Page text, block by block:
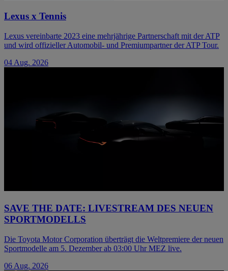
Lexus x Tennis
Lexus vereinbarte 2023 eine mehrjährige Partnerschaft mit der ATP
und wird offizieller Automobil- und Premiumpartner der ATP Tour.
04 Aug. 2026
SAVE THE DATE: LIVESTREAM DES NEUEN
SPORTMODELLS
Die Toyota Motor Corporation überträgt die Weltpremiere der neuen
Sportmodelle am 5. Dezember ab 03:00 Uhr MEZ live.
06 Aug. 2026